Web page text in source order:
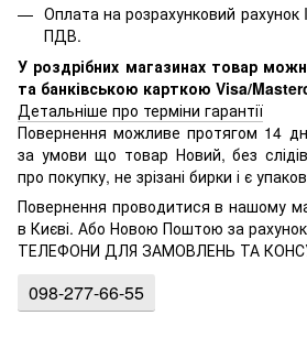
Оплата на розрахунковий рахунок
ПДВ.
У роздрібних магазинах товар
та банківською карткою Visa/
Детальніше про терміни гарантії
Повернення можливе протягом 14
за умови що товар Новий, без
про покупку, не зрізані бирки і є
Повернення проводитися в нашому
в Києві. Або Новою Поштою за
ТЕЛЕФОНИ ДЛЯ ЗАМОВЛЕНЬ ТА
098-277-66-55